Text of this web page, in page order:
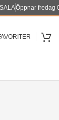
Öppnar fredag